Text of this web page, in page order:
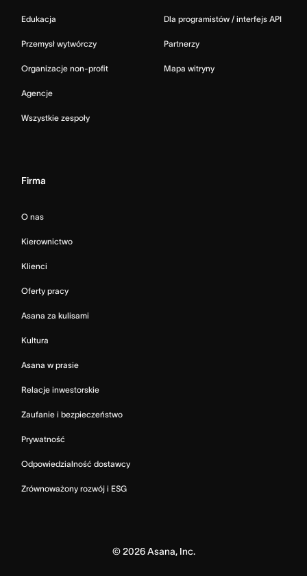
Edukacja
Przemysł wytwórczy
Organizacje non-profit
Agencje
Wszystkie zespoły
Dla programistów / interfejs API
Partnerzy
Mapa witryny
Firma
O nas
Kierownictwo
Klienci
Oferty pracy
Asana za kulisami
Kultura
Asana w prasie
Relacje inwestorskie
Zaufanie i bezpieczeństwo
Prywatność
Odpowiedzialność dostawcy
Zrównoważony rozwój i ESG
©2026Asana, Inc.